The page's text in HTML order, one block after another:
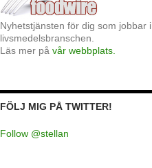
Nyhetstjänsten för dig som jobbar i
livsmedelsbranschen.
Läs mer på vår webbplats.
FÖLJ MIG PÅ TWITTER!
Follow @stellan